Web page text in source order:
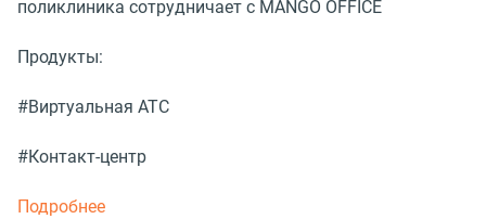
поликлиника сотрудничает с MANGO OFFICE
Продукты:
#Виртуальная АТС
#Контакт-центр
Подробнее